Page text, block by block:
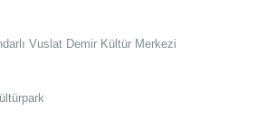
Vuslat Demir Kültür Merkezi